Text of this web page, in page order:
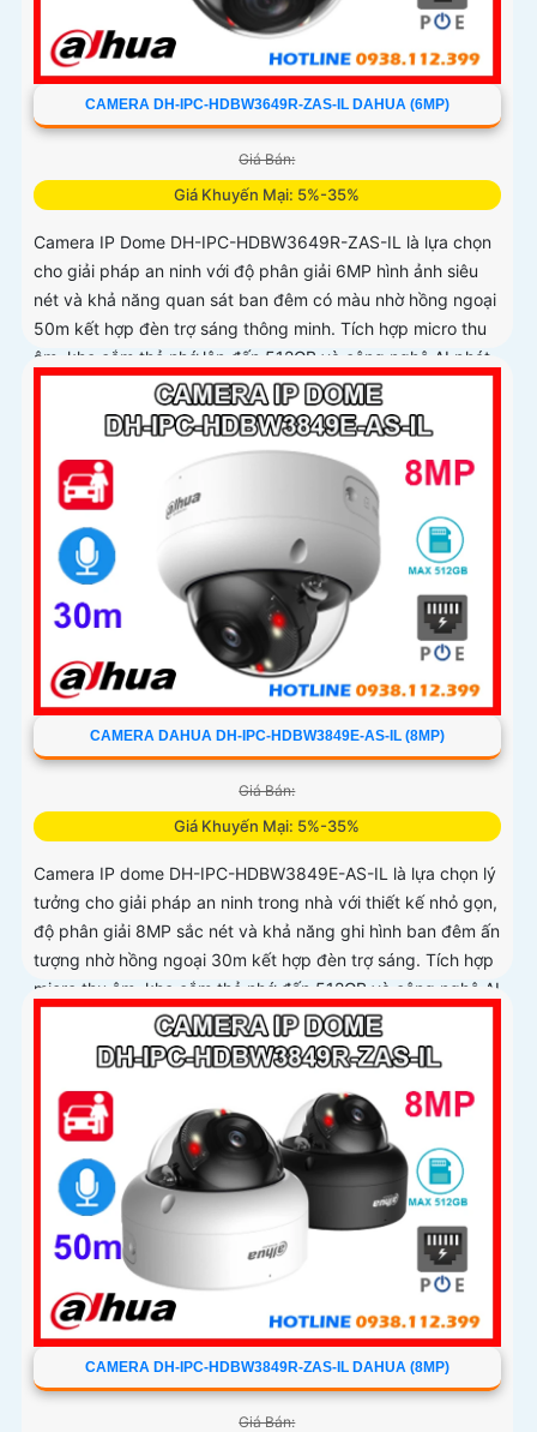
CAMERA DH-IPC-HDBW3649R-ZAS-IL DAHUA (6MP)
Giá Bán:
Giá Khuyến Mại: 5%-35%
Camera IP Dome DH-IPC-HDBW3649R-ZAS-IL là lựa chọn
cho giải pháp an ninh với độ phân giải 6MP hình ảnh siêu
nét và khả năng quan sát ban đêm có màu nhờ hồng ngoại
50m kết hợp đèn trợ sáng thông minh. Tích hợp micro thu
âm, khe cắm thẻ nhớ lên đến 512GB và công nghệ AI phát
hiện chính xác người và xe, camera đáp ứng tối đa nhu cầu
giám sát chuyên nghiệp hỗ trợ PoE giúp lắp đặt dễ dàng
CAMERA DAHUA DH-IPC-HDBW3849E-AS-IL (8MP)
Giá Bán:
Giá Khuyến Mại: 5%-35%
Camera IP dome DH-IPC-HDBW3849E-AS-IL là lựa chọn lý
tưởng cho giải pháp an ninh trong nhà với thiết kế nhỏ gọn,
độ phân giải 8MP sắc nét và khả năng ghi hình ban đêm ấn
tượng nhờ hồng ngoại 30m kết hợp đèn trợ sáng. Tích hợp
micro thu âm, khe cắm thẻ nhớ đến 512GB và công nghệ AI
thông minh giúp phân biệt chính xác người và phương tiện
hỗ trợ POE, giảm thiểu báo động giả hiệu quả
CAMERA DH-IPC-HDBW3849R-ZAS-IL DAHUA (8MP)
Giá Bán: